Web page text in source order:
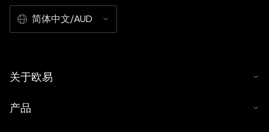
简体中文/AUD
关于欧易
产品